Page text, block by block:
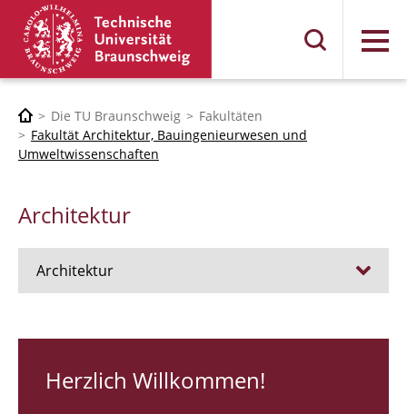
Menü
Die TU Braunschweig
Fakultäten
Fakultät Architektur, Bauingenieurwesen und
Umweltwissenschaften
Architektur
Architektur
RUNDGANG 26
Herzlich Willkommen!